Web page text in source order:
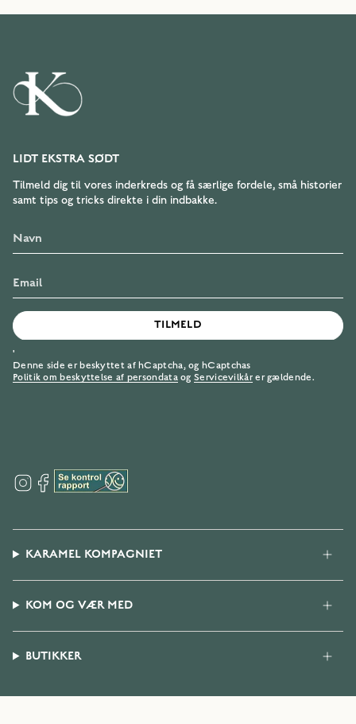
LIDT EKSTRA SØDT
Tilmeld dig til vores inderkreds og få særlige fordele, små historier
samt tips og tricks direkte i din indbakke.
TILMELD
'
Denne side er beskyttet af hCaptcha, og hCaptchas
Politik om beskyttelse af persondataogServicevilkårer gældende.
KARAMEL KOMPAGNIET
KOM OG VÆR MED
BUTIKKER
g
a
F
a
o
k